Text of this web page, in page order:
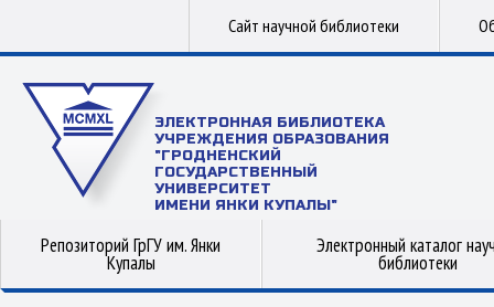
Сайт научной библиотеки
ЭЛЕКТРОННАЯ БИБЛИОТЕКА
УЧРЕЖДЕНИЯ ОБРАЗОВАНИЯ
"ГРОДНЕНСКИЙ
ГОСУДАРСТВЕННЫЙ
УНИВЕРСИТЕТ
ИМЕНИ ЯНКИ КУПАЛЫ"
Репозиторий ГрГУ им. Янки
Купалы
Электронный каталог
библиотеки